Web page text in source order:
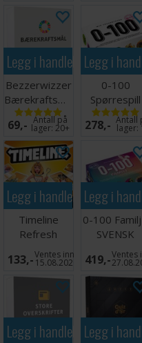
Spilletid: 45 minutter
Språk: Svensk
Legg i handlekurven
Bezzerwizzer
Bærekraftsmål
69,- Antall på
lager:20+
Legg i
0-100
Spørrespill
278,- Antall
lager:
Legg i handlekurven
Timeline
Refresh
Kortspill
133,-Ventes inn
15.08.2026
Legg i
0-100
SVENSK
419,-Ventes
Legg i handlekurven
Legg i